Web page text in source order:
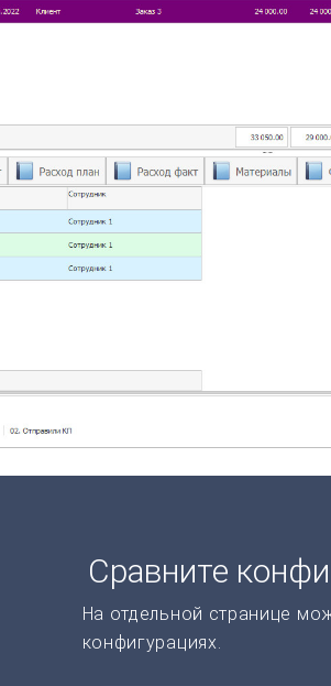
Сравните
На отдельной странице
конфигурациях.